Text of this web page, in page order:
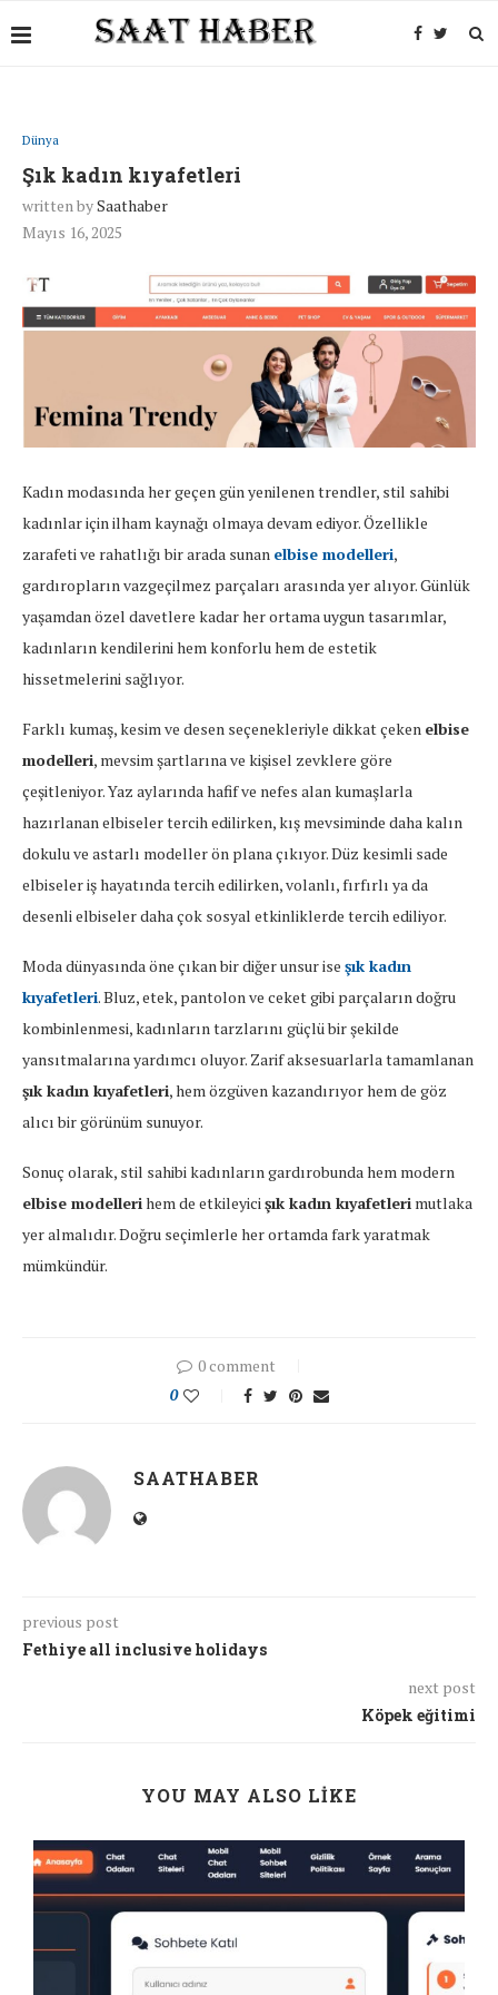
Dünya
Şık kadın kıyafetleri
written bySaathaber
Mayıs 16, 2025
Kadın modasında hergeçen gün yenilenen trendler, stil sahibi
kadınlariçin ilham kaynağı olmaya devam ediyor.Özellikle
zarafeti ve rahatlığıbirarada sunan elbise modelleri,
gardıropların vazgeçilmez parçaları arasında yeralıyor.Günlük
yaşamdan özel davetlere kadarherortama uygun tasarımlar,
kadınların kendilerini hem konforlu hem de estetik
hissetmelerini sağlıyor.
Farklı kumaş,kesim ve desen seçenekleriyle dikkatçeken elbise
modelleri, mevsim şartlarına ve kişisel zevklere göre
çeşitleniyor.Yaz aylarında hafifve nefes alan kumaşlarla
hazırlanan elbiselertercih edilirken,kış mevsiminde daha kalın
dokulu ve astarlı modellerön plana çıkıyor.Düz kesimli sade
elbiselerişhayatında tercih edilirken,volanlı,fırfırlı ya da
desenli elbiselerdaha çok sosyal etkinliklerde tercih ediliyor.
Moda dünyasında öne çıkanbirdiğerunsurise şık kadın
kıyafetleri.Bluz,etek, pantolon ve ceketgibi parçaların doğru
kombinlenmesi,kadınların tarzlarını güçlübirşekilde
yansıtmalarına yardımcı oluyor. Zarifaksesuarlarla tamamlanan
şık kadın kıyafetleri,hem özgüven kazandırıyorhem de göz
alıcıbirgörünüm sunuyor.
Sonuç olarak, stil sahibi kadınların gardırobunda hem modern
elbise modellerihem de etkileyici şık kadın kıyafetleri mutlaka
yeralmalıdır.Doğru seçimlerle herortamda farkyaratmak
mümkündür.
0 comment
0
SAATHABER
previous post
Fethiye all inclusive holidays
next post
Köpek eğitimi
YOU MAY ALSO LIKE